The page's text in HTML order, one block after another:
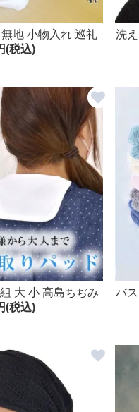
地 小物入れ 巡礼
製
(税込)
洗
本
大 小 高島ちぢみ
せも 汗シミ 汗取
(税込)
バ
の